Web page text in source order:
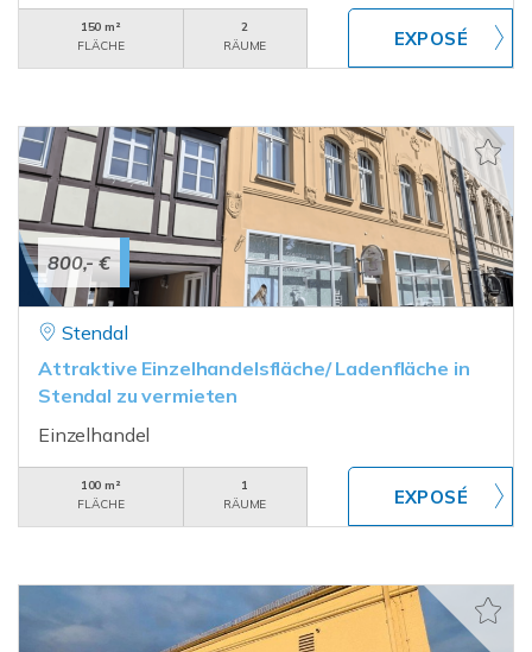
150 m²
FLÄCHE
2
RÄUME
800,- €
Stendal
Attraktive Einzelhandelsfläche/ Ladenfläche in
Stendal zu vermieten
Einzelhandel
100 m²
FLÄCHE
1
RÄUME